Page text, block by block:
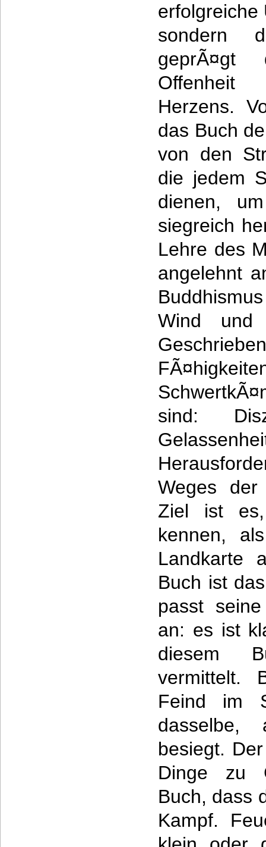
erfolgreiche
sondern
geprÃ¤gt
Herzens.
das Buch
von den
die jedem
dienen,
siegreich
Lehre des
angelehnt
Wind
sind:
Weges
Ziel ist
kennen,
Landkarte
Buch ist
passt
an: es ist
diesem
vermittelt.
Feind im
besiegt.
Dinge zu
Buch, dass
Kampf.